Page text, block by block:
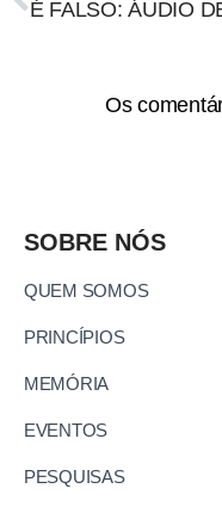
Os
SOBRE NÓS
QUEM SOMOS
PRINCÍPIOS
MEMÓRIA
EVENTOS
PESQUISAS